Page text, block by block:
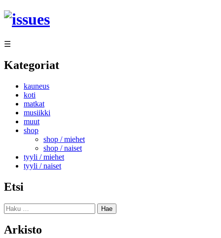
Siirry
sisältöön
☰
Kategoriat
kauneus
koti
matkat
musiikki
muut
shop
shop / miehet
shop / naiset
tyyli / miehet
tyyli / naiset
Etsi
Haku:
Arkisto